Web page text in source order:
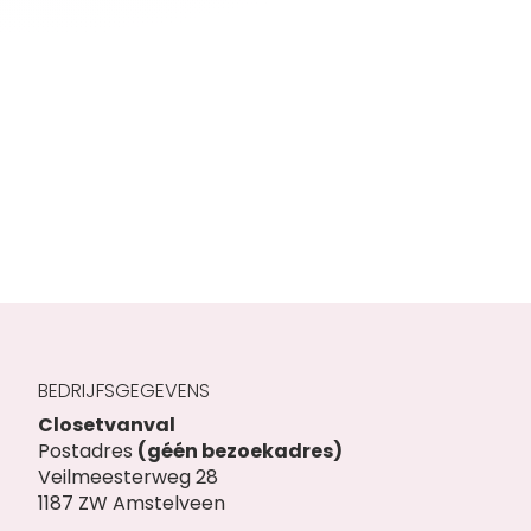
BEDRIJFSGEGEVENS
Closetvanval
Postadres (géén bezoekadres)
Veilmeesterweg 28
1187 ZW Amstelveen